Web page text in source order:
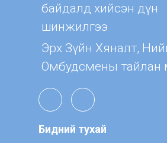
байдалд хийсэн дүн
шинжилгээ
Эрх Зүйн Хяналт,
Омбудсмены тайлан
Бидний тухай